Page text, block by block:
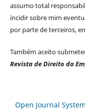
assumo total
incidir sobre mim
por parte de terceiros,
Também aceito
Revista de Direito da
Open Journal